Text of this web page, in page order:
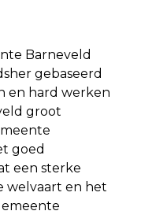
Barneveld
gebaseerd
en hard werken
groot
goed
een sterke
welvaart en het